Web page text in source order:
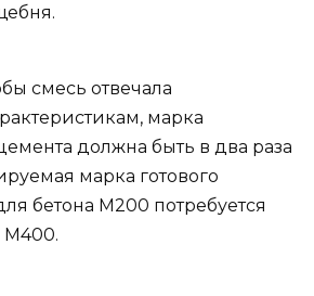
смесь отвечала
марка
должна быть в два раза
марка готового
бетона М200 потребуется
М400.